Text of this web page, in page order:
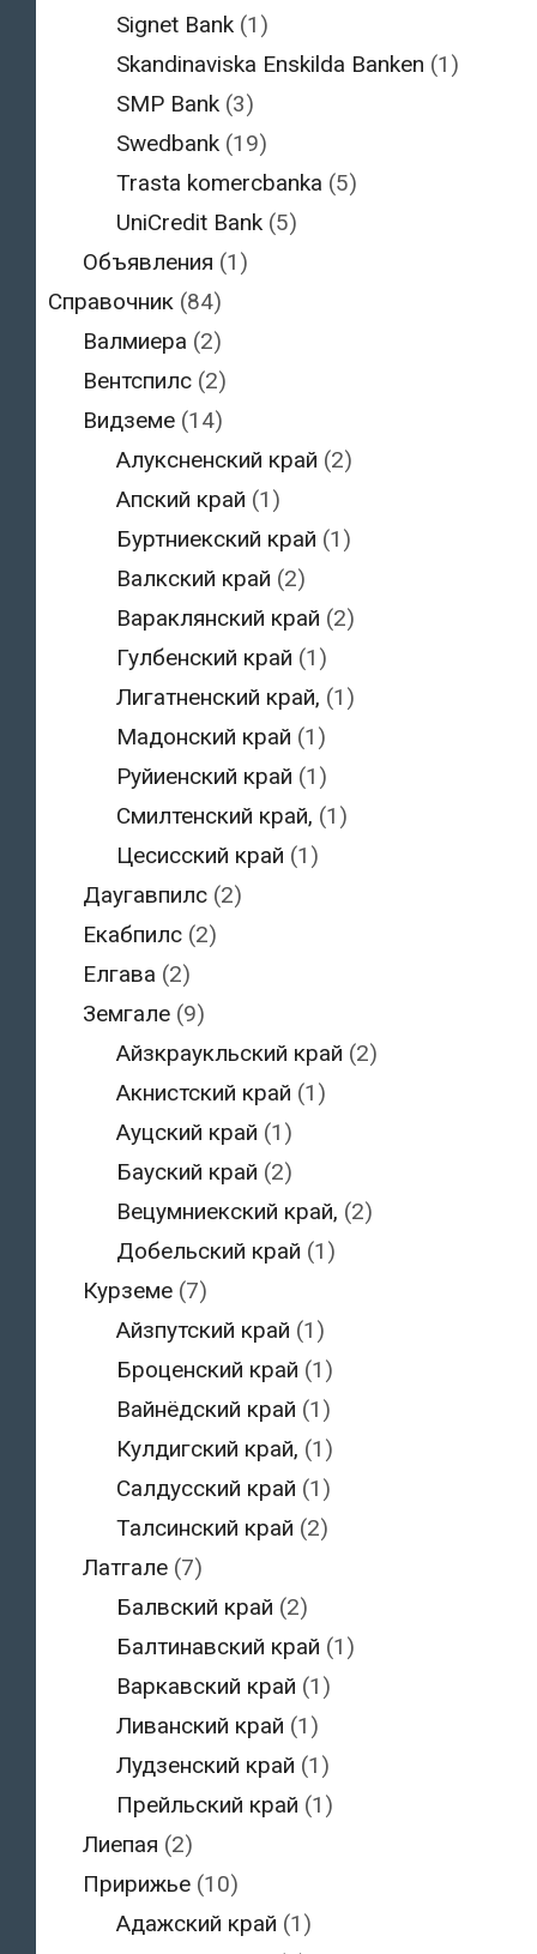
Signet Bank (1)
Skandinaviska Enskilda Banken (1)
SMP Bank (3)
Swedbank (19)
Trasta komercbanka (5)
UniCredit Bank (5)
Объявления (1)
Справочник (84)
Валмиера (2)
Вентспилс(2)
Видземе(14)
Алуксненский край (2)
Апский край (1)
Буртниекский край (1)
Валкский край (2)
Вараклянский край (2)
Гулбенский край (1)
Лигатненский край, (1)
Мадонский край (1)
Руйиенский край (1)
Смилтенский край, (1)
Цесисский край (1)
Даугавпилс(2)
Екабпилс(2)
Елгава (2)
Земгале(9)
Айзкраукльский край (2)
Акнистский край (1)
Ауцский край (1)
Бауский край (2)
Вецумниекский край, (2)
Добельский край (1)
Курземе(7)
Айзпутский край (1)
Броценский край (1)
Вайнёдский край (1)
Кулдигский край, (1)
Салдусский край (1)
Талсинский край (2)
Латгале(7)
Балвский край (2)
Балтинавский край (1)
Варкавский край (1)
Ливанский край (1)
Лудзенский край (1)
Прейльский край (1)
Лиепая (2)
Пририжье(10)
Адажский край (1)